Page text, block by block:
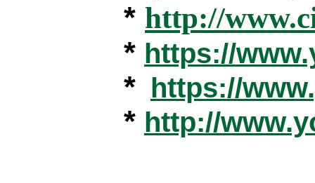
* http://
* https://
* https://
* http://